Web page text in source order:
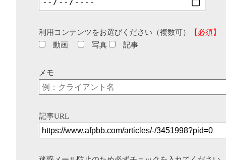
利用コンテンツをお選びください（複数可）
【必須】
動画
写真 記事
メモ
記事URL